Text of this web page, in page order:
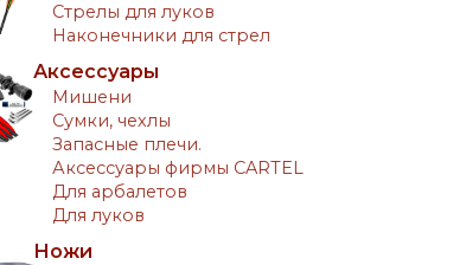
Стрелы для луков
Наконечники для стрел
Аксессуары
Мишени
Сумки, чехлы
Запасные плечи.
Аксессуары фирмы CARTEL
Для арбалетов
Для луков
Ножи